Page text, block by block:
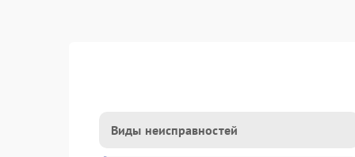
Виды неисправностей